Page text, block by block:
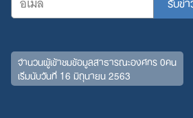
จำนวนผู้เข้าชมข้อมูลสาธารณะองค์กร 0คน
เริ่มนับวันที่ 16 มิถุนายน 2563